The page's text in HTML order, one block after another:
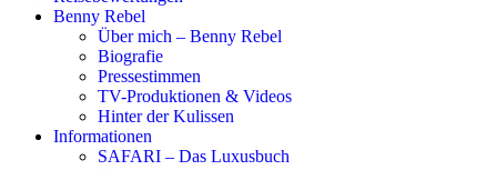
Benny Rebel
Über mich – Benny Rebel
Biografie
Pressestimmen
TV-Produktionen & Videos
Hinter der Kulissen
Informationen
SAFARI – Das Luxusbuch